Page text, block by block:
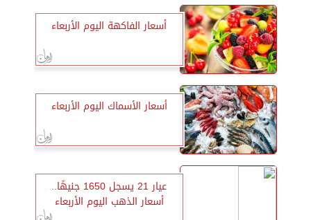
أسعار الفاكهة اليوم الأربعاء
أسعار الأسماك اليوم الأربعاء
عيار 21 يسجل 1650 جنيهًا..
أسعار الذهب اليوم الأربعاء